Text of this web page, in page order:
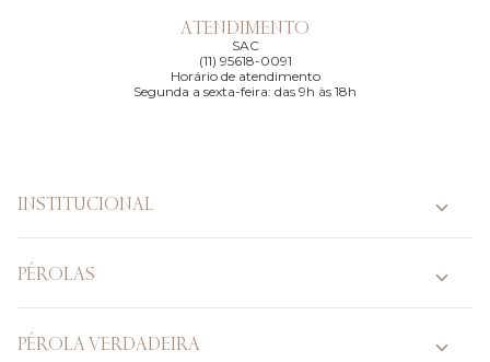
ATENDIMENTO
SAC
(11) 95618-0091
Horário de atendimento
Segunda a sexta-feira: das 9h às 18h
INSTITUCIONAL
PÉROLAS
PÉROLA VERDADEIRA